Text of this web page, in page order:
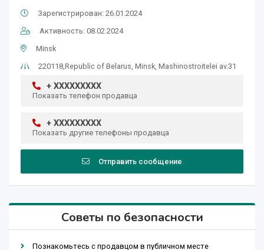
Зарегистрирован: 26.01.2024
Активность: 08.02.2024
Minsk
220118,Republic of Belarus, Minsk, Mashinostroitelei av.31
+ XXXXXXXXX
Показать телефон продавца
+ XXXXXXXXX
Показать другие телефоны продавца
Отправить сообщение
Советы по безопасности
Познакомьтесь с продавцом в публичном месте